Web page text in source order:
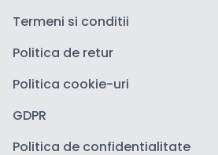
Termeni si conditii
Politica de retur
Politica cookie-uri
GDPR
Politica de confidentialitate